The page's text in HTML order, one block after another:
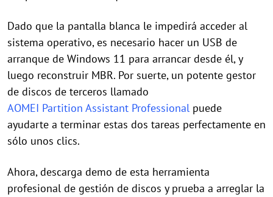
Dado que la pantalla blanca le impedirá acceder al
sistema operativo, es necesario hacer un USB de
arranque de Windows 11 para arrancar desde él, y
luego reconstruir MBR. Por suerte, un potente gestor
de discos de terceros llamado
AOMEI Partition Assistant Professional puede
ayudarte a terminar estas dos tareas perfectamente en
sólo unos clics.
Ahora, descarga demo de esta herramienta
profesional de gestión de discos y prueba a arreglar la